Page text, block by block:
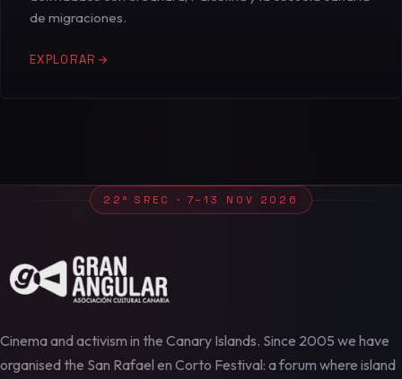
de migraciones.
EXPLORAR →
22ª SREC · 7–13 NOV 2026
Cinema and activism in the Canary Islands. Since 2005 we have
organised the San Rafael en Corto Festival: a forum where island